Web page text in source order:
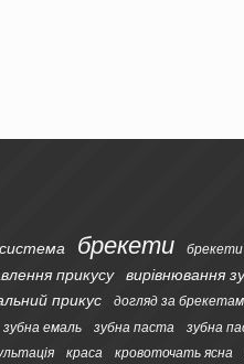
брекети брекети
прикусу вирівнювання
прикус догляд за
зубна емаль зубна паста зубна
краса кровоточать ясна